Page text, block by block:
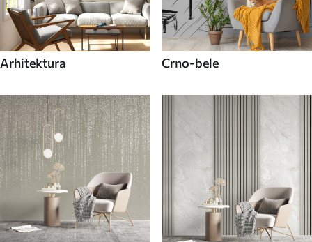
Arhitektura Crno-bele